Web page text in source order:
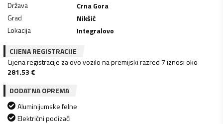
Država
Crna Gora
Grad
Nikšić
Lokacija
Integralovo
CIJENA REGISTRACIJE
Cijena registracije za ovo vozilo na premijski razred 7 iznosi oko
281.53 €
DODATNA OPREMA
Aluminijumske felne
Električni podizači